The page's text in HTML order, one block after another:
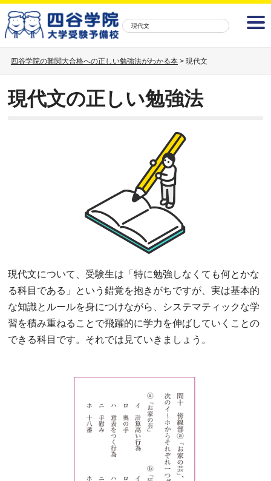
現代文
四谷学院の難関大合格への正しい勉強法がわかる本> 現代文
現代文の正しい勉強法
現代文について、受験生は「特に勉強しなくても何とかな
る科目である」という錯覚を抱きがちですが、実は基本的
な知識とルールを身につけながら、システマティックな学
習を積み重ねることで飛躍的に学力を伸ばしていくことの
できる科目です。それでは見ていきましょう。